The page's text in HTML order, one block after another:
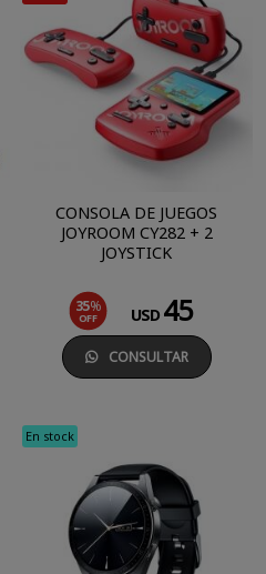
CONSOLA DE JUEGOS
JOYROOM CY282 + 2
JOYSTICK
35%
OFF USD 45
CONSULTAR
En stock